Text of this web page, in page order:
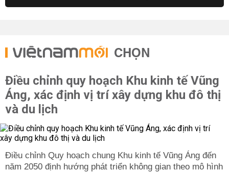
CHỌN
Điều chỉnh quy hoạch Khu kinh tế Vũng
Áng, xác định vị trí xây dựng khu đô thị
và du lịch
Điều chỉnh Quy hoạch chung Khu kinh tế Vũng Áng đến
năm 2050 định hướng phát triển không gian theo mô hình